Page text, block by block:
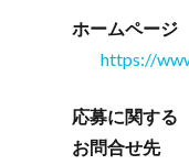
ホームページ
https://
応募に関する
お問合せ先